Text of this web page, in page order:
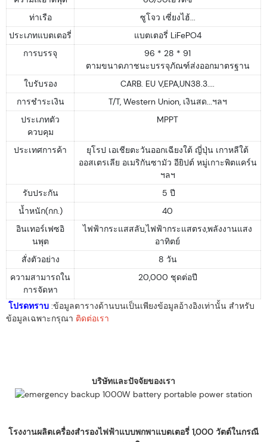
ท่าเรือ
ซูโจว เซี่ยงไฮ้...
ประเภทแบตเตอรี่
แบตเตอรี่ LiFePO4
การบรรจุ
96 * 28 * 91
ตามขนาดภาชนะบรรจุภัณฑ์ส่งออกมาตรฐาน
ใบรับรอง
CARB. EU V,EPA,UN38.3....
การชำระเงิน
T/T, Western Union, เงินสด...ฯลฯ
ประเภทตัว
ควบคุม
MPPT
ประเทศการค้า
ยุโรป เอเชียตะวันออกเฉียงใต้ ญี่ปุ่น เกาหลีใต้
ออสเตรเลีย อเมริกันซามัว อียิปต์ หมู่เกาะพิตแคร์น
ฯลฯ
รับประกัน
5 ปี
น้ำหนัก(กก.)
40
อินเทอร์เฟซอิ
นพุต
ไฟฟ้ากระแสสลับ,ไฟฟ้ากระแสตรง,พลังงานแสง
อาทิตย์
สั่งตัวอย่าง
8 วัน
ความสามารถใน
การจัดหา
20,000 ชุดต่อปี
โปรดทราบ :ข้อมูลตารางด้านบนเป็นเพียงข้อมูลอ้างอิงเท่านั้น สำหรับ
ข้อมูลเฉพาะกรุณา ติดต่อเรา
บริษัทและปัจจัยของเรา
โรงงานผลิตเครื่องสำรองไฟฟ้าแบบพกพาแบตเตอรี่ 1,000 วัตต์ในกรณี